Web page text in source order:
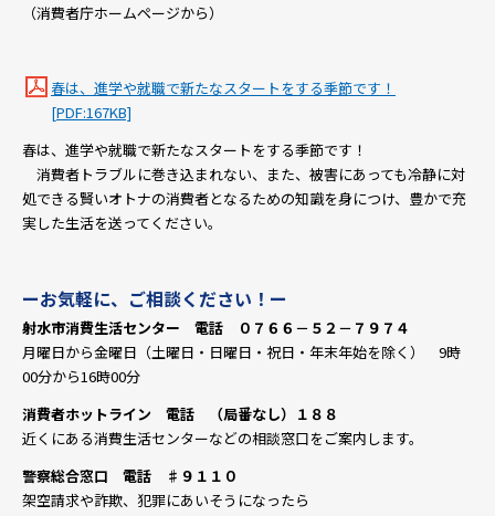
（消費者庁ホームページから）
春は、進学や就職で新たなスタートをする季節です！
[PDF:167KB]
春は、進学や就職で新たなスタートをする季節です！
消費者トラブルに巻き込まれない、また、被害にあっても冷静に対
処できる賢いオトナの消費者となるための知識を身につけ、豊かで充
実した生活を送ってください。
ーお気軽に、ご相談ください！ー
射水市消費生活センター 電話 ０７６６－５２－７９７４
月曜日から金曜日（土曜日・日曜日・祝日・年末年始を除く） 9時
00分から16時00分
消費者ホットライン 電話 （局番なし）１８８
近くにある消費生活センターなどの相談窓口をご案内します。
警察総合窓口 電話 ♯９１１０
架空請求や詐欺、犯罪にあいそうになったら